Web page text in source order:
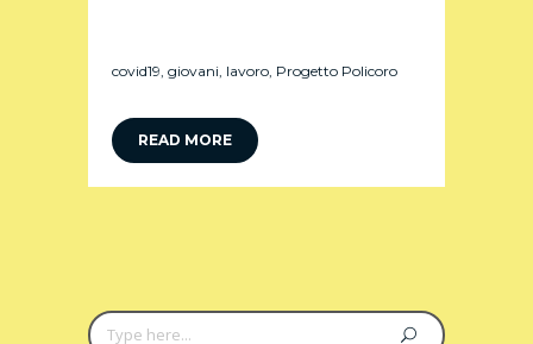
covid19 giovani lavoro Progetto Policoro
READ MORE